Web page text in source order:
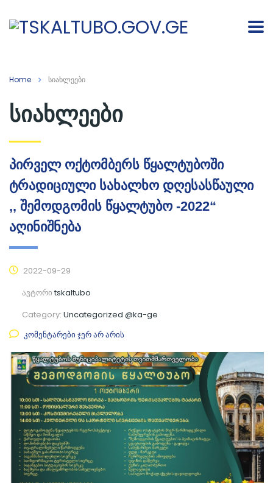
Home სიახლეები
სიახლეები
პირველ ოქტომბერს წყალტუბოში
ტრადიციული სახალხო დღესასწაული
,, შემოდგომის წყალტუბო -2022“
აღინიშნება
2022-09-29
ავტორიtskaltubo
Category: Uncategorized @ka-ge
კომენტარები ჯერ არ არის